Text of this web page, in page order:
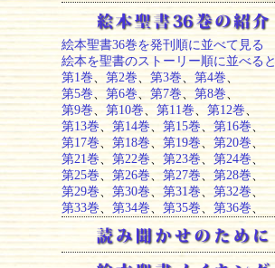
絵本聖書36巻を発刊順に並べて見る
絵本を聖書のストーリー順に並べると
第1巻 、第2巻 第3巻 第4巻
第5巻、第6巻、 第7巻、第8巻 、
第9巻、第10巻、 第11巻、 第12巻、
第13巻、 第14巻 第15巻 、第16巻、
第17巻、第18巻 、第19巻、第20巻、
第21巻
第22巻 第23巻 第24巻
第25巻、 第26巻 、第27巻、第28巻、
第29巻、第30巻、第31巻 第32巻、
第33巻、 第34巻 第35巻 第36巻 、